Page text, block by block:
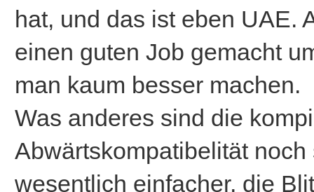
hat, und das ist eben UAE.
einen guten Job gemacht
man kaum besser machen.
Was anderes sind die
Abwärtskompatibelität
wesentlich einfacher, die